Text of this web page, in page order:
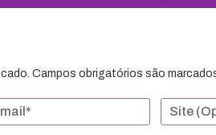
Campos obrigatórios são